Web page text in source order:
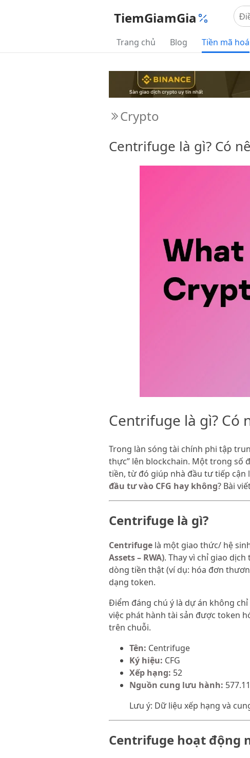
TiemGiamGia
Trang chủ Blog Tiền mã hoá
Crypto
Centrifuge là gì? Có
Centrifuge là gì? Có
Trong làn sóng tài chính phi tập
thực” lên blockchain. Một trong số
tiền, từ đó giúp nhà đầu tư tiếp cận
đầu tư vào CFG hay không? Bài
Centrifuge là gì?
Centrifuge là một giao thức/ hệ
Assets – RWA). Thay vì chỉ giao
dòng tiền thật (ví dụ: hóa đơn
dạng token.
Điểm đáng chú ý là dự án không
việc phát hành tài sản được token
trên chuỗi.
Tên: Centrifuge
Ký hiệu: CFG
Xếp hạng: 52
Nguồn cung lưu hành:
Lưu ý: Dữ liệu xếp hạng và
Centrifuge hoạt động